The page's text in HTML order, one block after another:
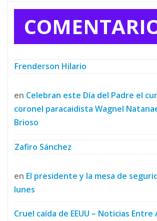
Frenderson Hilario
en Celebran este Día del Padre el
coronel paracaidista Wagnel
Brioso
Zafiro Sánchez
en El presidente y la mesa de
lunes
Cruel caída de EEUU – Noticias Entre